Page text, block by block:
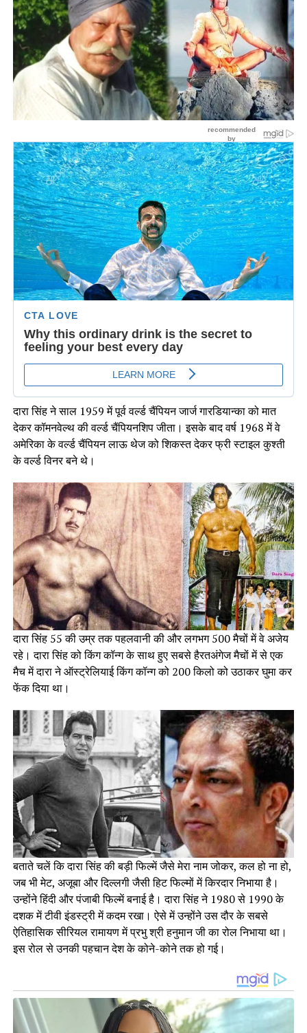
दारा सिंह ने साल 1959 में पूर्व वर्ल्ड चैंपियन जार्ज गारडियान्का को मात
देकर कॉमनवेल्थ की वर्ल्ड चैंपियनशिप जीता। इसके बाद वर्ष 1968 में वे
अमेरिका के वर्ल्ड चैंपियन लाऊ थेज को शिकस्त देकर फ्री स्टाइल कुश्ती
के वर्ल्ड विनर बने थे।
दारा सिंह 55 की उम्र तक पहलवानी की और लगभग 500 मैचों में वे अजेय
रहे। दारा सिंह को किंग कॉन्ग के साथ हुए सबसे हैरतअंगेज मैचों में से एक
मैच में दारा ने ऑस्ट्रेलियाई किंग कॉन्ग को 200 किलो को उठाकर घुमा कर
फेंक दिया था।
बताते चलें कि दारा सिंह की बड़ी फिल्में जैसे मेरा नाम जोकर, कल हो ना हो,
जब भी मेट, अजूबा और दिल्लगी जैसी हिट फिल्मों में किरदार निभाया है।
उन्होंने हिंदी और पंजाबी फिल्में बनाई है। दारा सिंह ने 1980 से 1990 के
दशक में टीवी इंडस्ट्री में कदम रखा। ऐसे में उन्होंने उस दौर के सबसे
ऐतिहासिक सीरियल रामायण में प्रभु श्री हनुमान जी का रोल निभाया था।
इस रोल से उनकी पहचान देश के कोने-कोने तक हो गई।